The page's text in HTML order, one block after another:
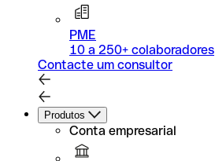
PME
10 a 250+ colaboradores
Contacte um consultor
Produtos
Conta empresarial